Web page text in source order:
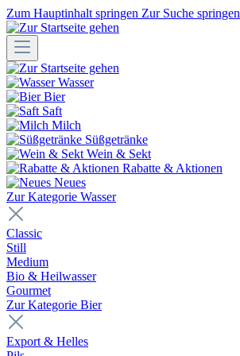
Zum Hauptinhalt springen Zur Suche springen
Wasser
Bier
Saft
Milch
Süßgetränke
Wein & Sekt
Rabatte & Aktionen
Neues
Zur Kategorie Wasser
Classic
Still
Medium
Bio & Heilwasser
Gourmet
Zur Kategorie Bier
Export & Helles